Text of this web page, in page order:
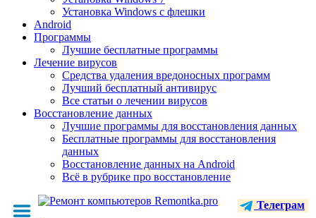
Установка Windows с флешки
Android
Программы
Лучшие бесплатные программы
Лечение вирусов
Средства удаления вредоносных программ
Лучший бесплатный антивирус
Все статьи о лечении вирусов
Восстановление данных
Лучшие программы для восстановления данных
Бесплатные программы для восстановления
данных
Восстановление данных на Android
Всё в рубрике про восстановление
Телеграм